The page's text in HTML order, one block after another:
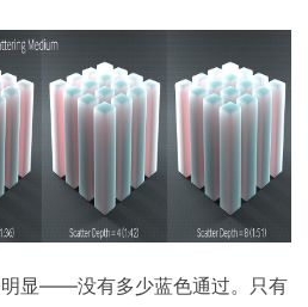
明显——没有多少蓝色通过。只有